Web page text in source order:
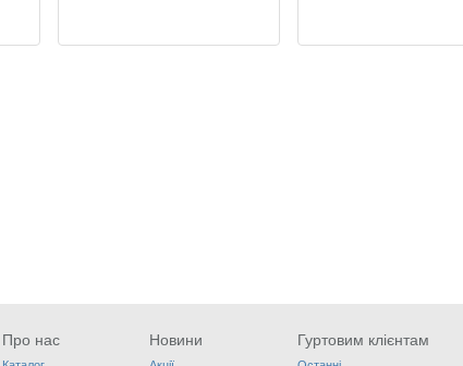
Про нас Новини Гуртовим клієнтам